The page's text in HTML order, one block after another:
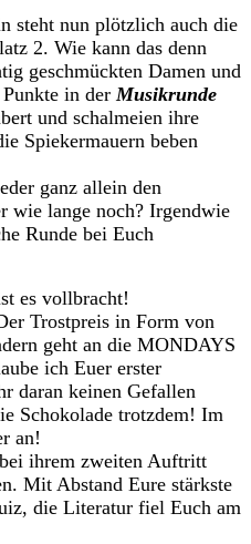
steht nun plötzlich auch die
2. Wie kann das denn
geschmückten Damen und
Punkte in derMusikrunde
und schalmeien ihre
Spiekermauern beben
ganz allein den
wie lange noch? Irgendwie
Runde bei Euch
es vollbracht!
Trostpreis in Form von
geht an die MONDAYS
ich Euer erster
daran keinen Gefallen
Schokolade trotzdem! Im
an!
ihrem zweiten Auftritt
Mit Abstand Eure stärkste
die Literatur fiel Euch am